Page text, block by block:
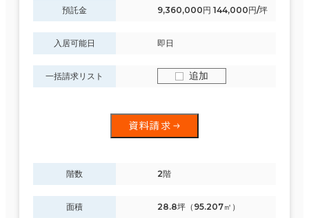
預託金 9,360,000円 144,000円/坪
入居可能日 即日
一括請求リスト 追加
資料請求
階数 2階
面積 28.8坪（95.207㎡）